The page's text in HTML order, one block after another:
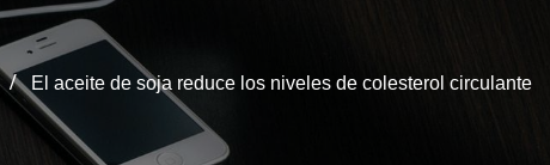
El aceite de soja reduce los niveles de colesterol circulante